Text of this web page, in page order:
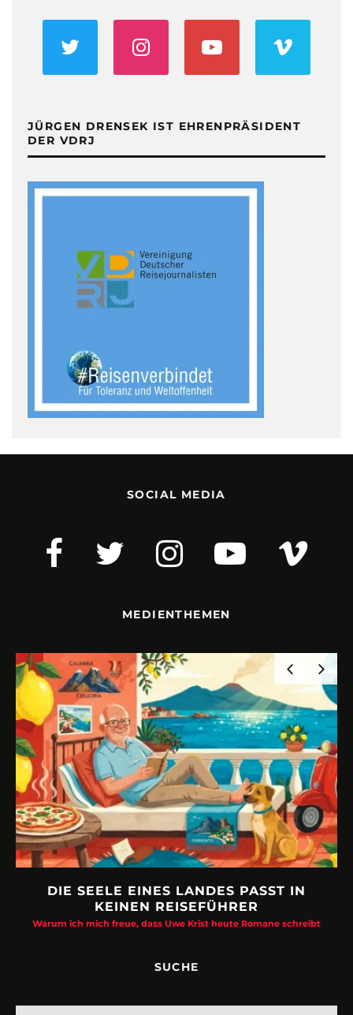
JÜRGEN DRENSEK IST EHRENPRÄSIDENT
DER VDRJ
SOCIAL MEDIA
MEDIENTHEMEN
DIE SEELE EINES LANDES PASST IN
KEINEN REISEFÜHRER
Warum ich mich freue, dass Uwe Krist heute Romane schreibt
SUCHE